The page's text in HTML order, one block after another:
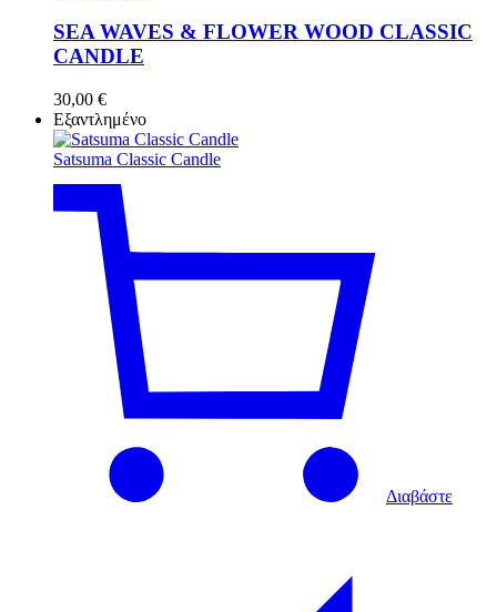
SEA WAVES & FLOWER WOOD CLASSIC
CANDLE
30,00 €
Εξαντλημένο
Satsuma Classic Candle
Διαβάστε